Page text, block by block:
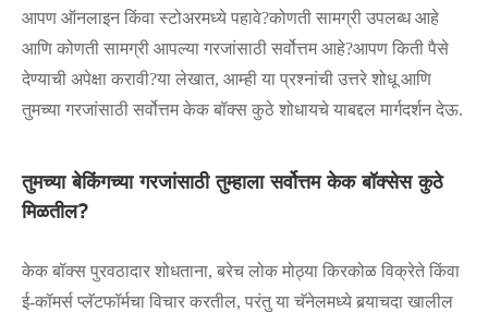
आपण ऑनलाइन किंवा स्टोअरमध्ये पहावे?कोणती सामग्री उपलब्ध आहे
आणि कोणती सामग्री आपल्या गरजांसाठी सर्वोत्तम आहे?आपण किती पैसे
देण्याची अपेक्षा करावी?या लेखात, आम्ही या प्रश्नांची उत्तरे शोधू आणि
तुमच्या गरजांसाठी सर्वोत्तम केक बॉक्स कुठे शोधायचे याबद्दल मार्गदर्शन देऊ.
तुमच्या बेकिंगच्या गरजांसाठी तुम्हाला सर्वोत्तम केक बॉक्सेस कुठे
मिळतील?
केक बॉक्स पुरवठादार शोधताना, बरेच लोक मोठ्या किरकोळ विक्रेते किंवा
ई-कॉमर्स प्लॅटफॉर्मचा विचार करतील, परंतु या चॅनेलमध्ये बर्‍याचदा खालील